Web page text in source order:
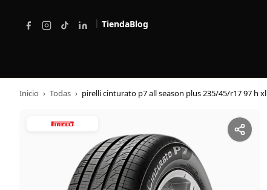
| TiendaBlog
Inicio › Todas › pirelli cinturato p7 all season plus 235/45/r17 97 h xl